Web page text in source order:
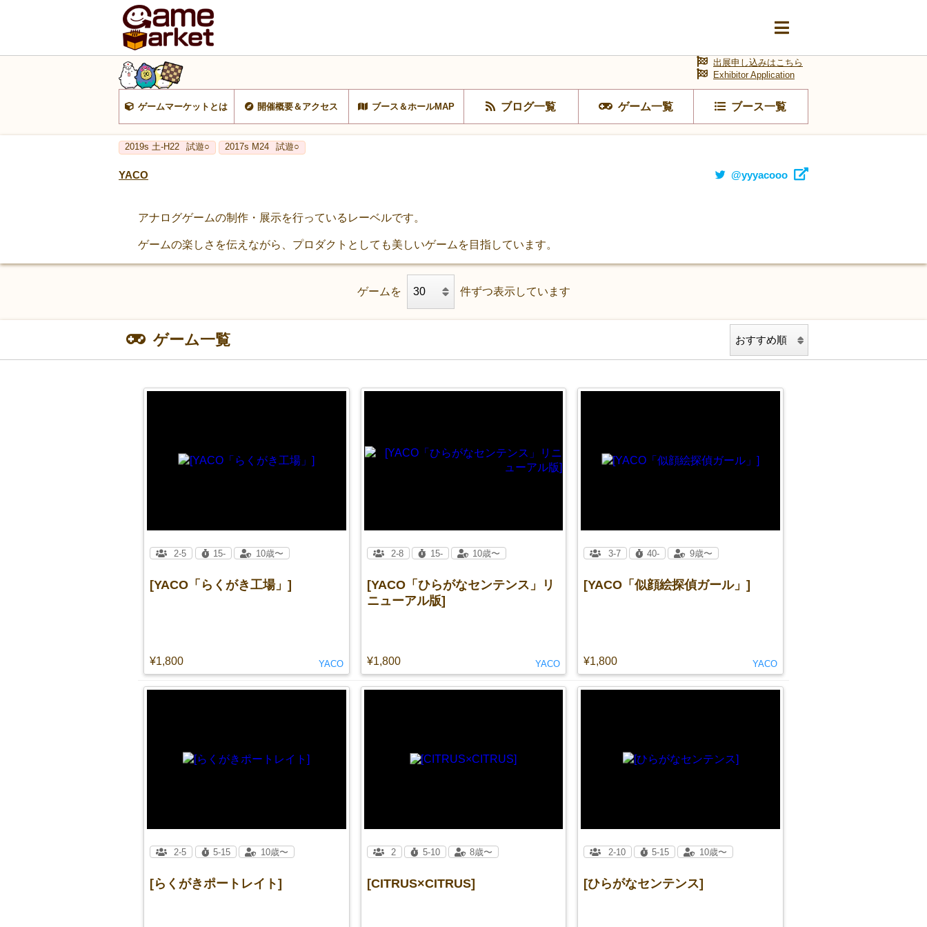
ゲームマーケットとは 開催概要＆アクセス ブース＆ホールMAP ブログ一覧 ゲーム一覧 ブース一覧
出展申し込みはこちら
Exhibitor Application
2019s 土-H22 試遊○ 2017s M24 試遊○
YACO @yyyacooo
アナログゲームの制作・展示を行っているレーベルです。
ゲームの楽しさを伝えながら、プロダクトとしても美しいゲームを目指しています。
ゲームを 件ずつ表示しています
ゲーム一覧
[YACO「らくがき工場」]
¥1,800
2-5 15- 10歳〜
YACO
[YACO「ひらがなセンテンス」リ
ニューアル版]
¥1,800
2-8 15- 10歳〜
YACO
[YACO「似顔絵探偵ガール」]
¥1,800
3-7 40- 9歳〜
YACO
[らくがきポートレイト]
2-5 5-15 10歳〜
[CITRUS×CITRUS]
2 5-10 8歳〜
[ひらがなセンテンス]
2-10 5-15 10歳〜